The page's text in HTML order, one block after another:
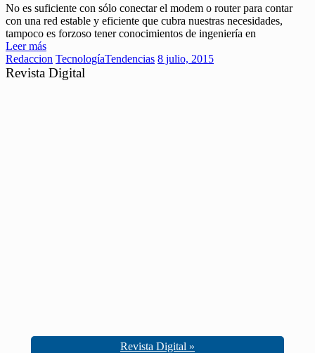
No es suficiente con sólo conectar el modem o router para contar
con una red estable y eficiente que cubra nuestras necesidades,
tampoco es forzoso tener conocimientos de ingeniería en
Leer más
Redaccion TecnologíaTendencias 8 julio, 2015
Revista Digital
Revista Digital »